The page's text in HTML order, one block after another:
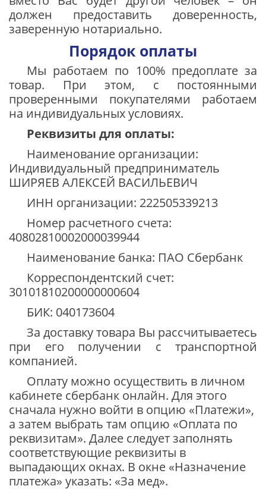
должен предоставить доверенность,
заверенную нотариально.
Порядок оплаты
Мы работаем по 100% предоплате за
товар. При этом, с постоянными
проверенными покупателями работаем
на индивидуальных условиях.
Реквизиты для оплаты:
Наименование организации:
Индивидуальный предприниматель
ШИРЯЕВ АЛЕКСЕЙ ВАСИЛЬЕВИЧ
ИНН организации: 222505339213
Номер расчетного счета:
40802810002000039944
Наименование банка: ПАО Сбербанк
Корреспондентский счет:
30101810200000000604
БИК: 040173604
За доставку товара Вы рассчитываетесь
при его получении с транспортной
компанией.
Оплату можно осуществить в личном
кабинете сбербанк онлайн. Для этого
сначала нужно войти в опцию «Платежи»,
а затем выбрать там опцию «Оплата по
реквизитам». Далее следует заполнять
соответствующие реквизиты в
выпадающих окнах. В окне «Назначение
платежа» указать: «За мед».